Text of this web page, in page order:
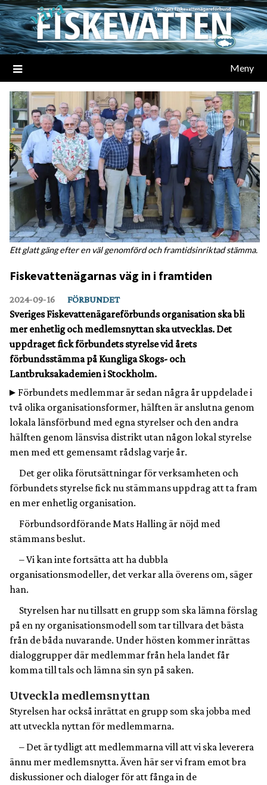
Meny
Ett glatt gäng efter en väl genomförd och framtidsinriktad stämma.
Fiskevattenägarnas väg in i framtiden
2024‑09‑16 FÖRBUNDET
Sveriges Fiskevattenägareförbunds organisation ska bli
mer enhetlig och medlemsnyttan ska utvecklas. Det
uppdraget fick förbundets styrelse vid årets
förbundsstämma på Kungliga Skogs- och
Lantbruksakademien i Stockholm.
Förbundets medlemmar är sedan några år uppdelade i
två olika organisationsformer, hälften är anslutna genom
lokala länsförbund med egna styrelser och den andra
hälften genom länsvisa distrikt utan någon lokal styrelse
men med ett gemensamt rådslag varje år.
Det ger olika förutsättningar för verksamheten och
förbundets styrelse fick nu stämmans uppdrag att ta fram
en mer enhetlig organisation.
Förbundsordförande Mats Halling är nöjd med
stämmans beslut.
– Vi kan inte fortsätta att ha dubbla
organisationsmodeller, det verkar alla överens om, säger
han.
Styrelsen har nu tillsatt en grupp som ska lämna förslag
på en ny organisationsmodell som tar tillvara det bästa
från de båda nuvarande. Under hösten kommer inrättas
dialoggrupper där medlemmar från hela landet får
komma till tals och lämna sin syn på saken.
Utveckla medlemsnyttan
Styrelsen har också inrättat en grupp som ska jobba med
att utveckla nyttan för medlemmarna.
– Det är tydligt att medlemmarna vill att vi ska leverera
ännu mer medlemsnytta. Även här ser vi fram emot bra
diskussioner och dialoger för att fånga in de